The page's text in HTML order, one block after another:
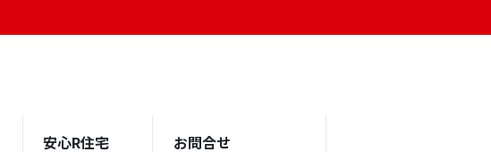
安心R住宅 お問合せ